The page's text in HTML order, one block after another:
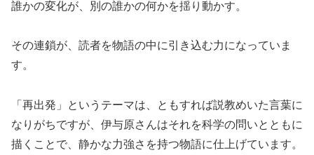
誰かの変化が、別の誰かの何かを揺り動かす。
その連鎖が、読者を物語の中に引き込む力になっていま
す。
「再出発」というテーマは、ともすれば説教めいた言葉に
なりがちですが、伊与原さんはそれを科学の問いとともに
描くことで、静かな力強さを持つ物語に仕上げています。